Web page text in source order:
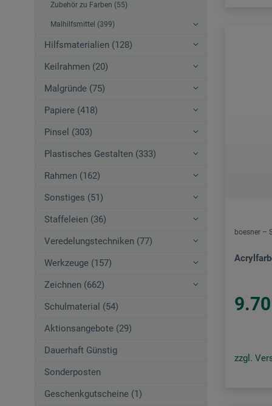
Zubehör zu Farben (55)
Malhilfsmittel (399)
Hilfsmaterialien (128)
Keilrahmen (20)
Malgründe (75)
Papiere (418)
Pinsel (303)
Plastisches Gestalten (333)
Rahmen (162)
Sonstiges (51)
Staffeleien (36)
Veredelungstechniken (77)
Werkzeuge (157)
Zeichnen (662)
Schulmaterial (54)
Aktionsangebote (29)
Dauerhaft Günstig
Sonderposten
Geschenkgutscheine (1)
boesner –
9.70
zzgl.